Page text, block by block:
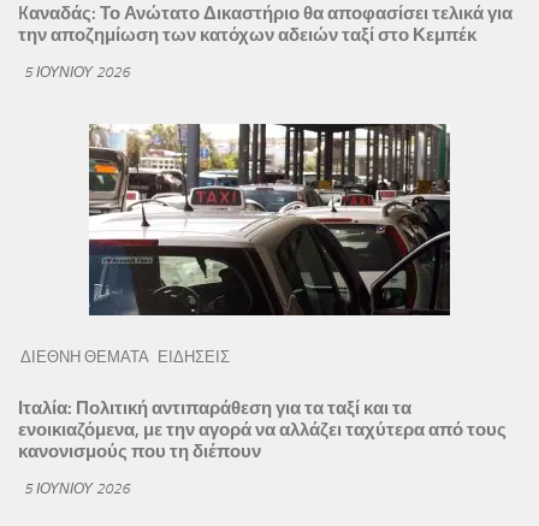
Kαναδάς: Το Ανώτατο Δικαστήριο θα αποφασίσει τελικά για
την αποζημίωση των κατόχων αδειών ταξί στο Κεμπέκ
5 ΙΟΥΝΊΟΥ 2026
ΔΙΕΘΝΗ ΘΕΜΑΤΑ ΕΙΔΗΣΕΙΣ
Ιταλία: Πολιτική αντιπαράθεση για τα ταξί και τα
ενοικιαζόμενα, με την αγορά να αλλάζει ταχύτερα από τους
κανονισμούς που τη διέπουν
5 ΙΟΥΝΊΟΥ 2026